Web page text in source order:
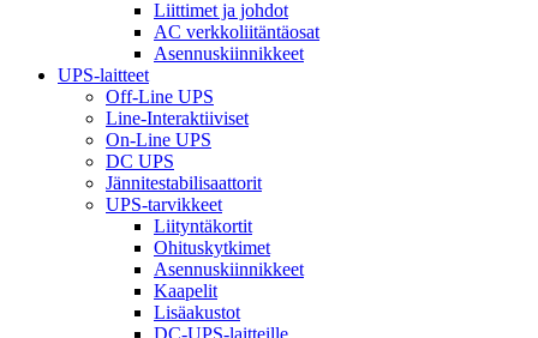
Liittimet ja johdot
AC verkkoliitäntäosat
Asennuskiinnikkeet
UPS-laitteet
Off-Line UPS
Line-Interaktiiviset
On-Line UPS
DC UPS
Jännitestabilisaattorit
UPS-tarvikkeet
Liityntäkortit
Ohituskytkimet
Asennuskiinnikkeet
Kaapelit
Lisäakustot
DC-UPS-laitteille